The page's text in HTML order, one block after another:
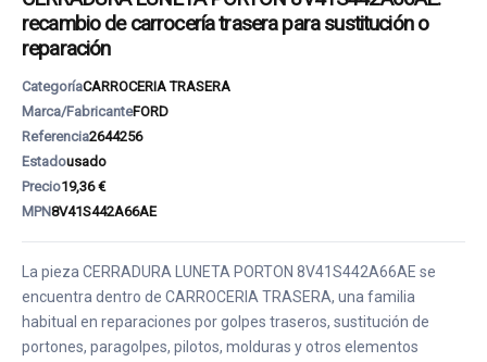
recambio de carrocería trasera para sustitución o
reparación
CategoríaCARROCERIA TRASERA
Marca/FabricanteFORD
Referencia2644256
Estadousado
Precio19,36 €
MPN8V41S442A66AE
La pieza CERRADURA LUNETA PORTON 8V41S442A66AE se
encuentra dentro de CARROCERIA TRASERA, una familia
habitual en reparaciones por golpes traseros, sustitución de
portones, paragolpes, pilotos, molduras y otros elementos